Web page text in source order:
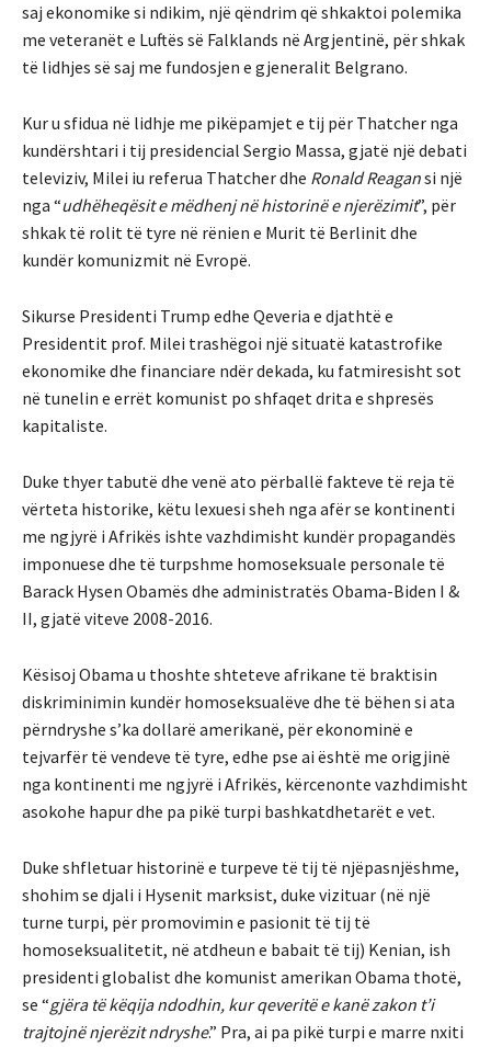
saj ekonomike si ndikim, një qëndrim që shkaktoi polemika
me veteranët e Luftës së Falklands në Argjentinë, për shkak
të lidhjes së saj me fundosjen e gjeneralit Belgrano.
Kur u sfidua në lidhje me pikëpamjet e tij për Thatcher nga
kundërshtari i tij presidencial Sergio Massa, gjatë një debati
televiziv, Milei iu referua Thatcher dhe Ronald Reagansi një
nga “udhëheqësit e mëdhenj në historinë e njerëzimit”, për
shkak të rolit të tyre në rënien e Murit të Berlinit dhe
kundër komunizmit në Evropë.
Sikurse Presidenti Trump edhe Qeveria e djathtë e
Presidentit prof. Milei trashëgoi një situatë katastrofike
ekonomike dhe financiare ndër dekada, ku fatmiresisht sot
në tunelin e errët komunist po shfaqet drita e shpresës
kapitaliste.
Duke thyer tabutë dhe venë ato përballë fakteve të reja të
vërteta historike, këtu lexuesi sheh nga afër se kontinenti
me ngjyrë i Afrikës ishte vazhdimisht kundër propagandës
imponuese dhe të turpshme homoseksuale personale të
Barack Hysen Obamës dhe administratës Obama-Biden I &
II, gjatë viteve 2008-2016.
Kësisoj Obama u thoshte shteteve afrikane të braktisin
diskriminimin kundër homoseksualëve dhe të bëhen si ata
përndryshe s’ka dollarë amerikanë, për ekonominë e
tejvarfër të vendeve të tyre, edhe pse ai është me origjinë
nga kontinenti me ngjyrë i Afrikës, kërcenonte vazhdimisht
asokohe hapur dhe pa pikë turpi bashkatdhetarët e vet.
Duke shfletuar historinë e turpeve të tij të njëpasnjëshme,
shohim se djali i Hysenit marksist, duke vizituar (në një
turne turpi, për promovimin e pasionit të tij të
homoseksualitetit, në atdheun e babait të tij) Kenian, ish
presidenti globalist dhe komunist amerikan Obama thotë,
se “gjëra të këqija ndodhin, kur qeveritë e kanë zakon t’i
trajtojnë njerëzit ndryshe.” Pra, ai pa pikë turpi e marre nxiti